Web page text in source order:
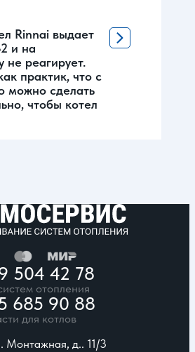
Rinnai выдает
и на
не реагирует.
практик, что с
можно сделать
чтобы котел
504 42 78
отопления
685 90 88
для котлов
Монтажная, д.. 11/3